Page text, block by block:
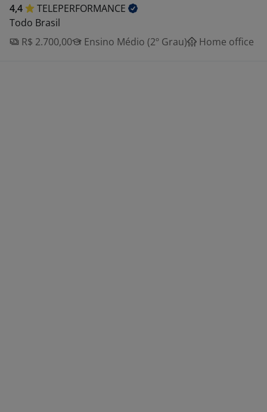
4,4
TELEPERFORMANCE
Todo Brasil
R$ 2.700,00
Ensino Médio (2º Grau) Home office